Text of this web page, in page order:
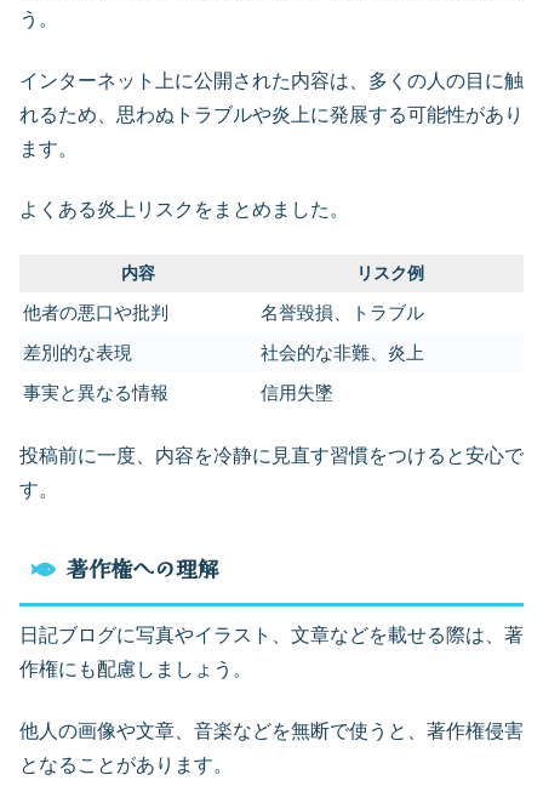
う。
インターネット上に公開された内容は、多くの人の目に触
れるため、思わぬトラブルや炎上に発展する可能性があり
ます。
よくある炎上リスクをまとめました。
内容 リスク例
他者の悪口や批判
名誉毀損、トラブル
差別的な表現
社会的な非難、炎上
事実と異なる情報
信用失墜
投稿前に一度、内容を冷静に見直す習慣をつけると安心で
す。
著作権への理解
日記ブログに写真やイラスト、文章などを載せる際は、著
作権にも配慮しましょう。
他人の画像や文章、音楽などを無断で使うと、著作権侵害
となることがあります。